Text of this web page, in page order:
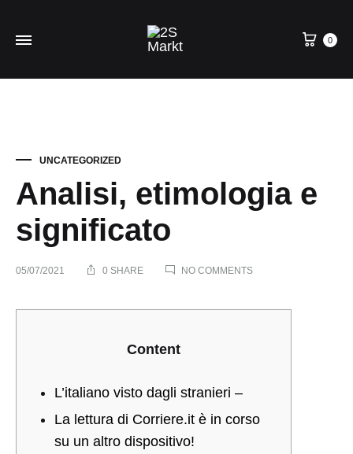
0
UNCATEGORIZED
Analisi, etimologia e
significato
05/07/2021 0 SHARE NO COMMENTSON
E
etimologia
significato
Content
L’italiano visto dagli stranieri –
La lettura di Corriere.it è in corso
su un altro dispositivo!